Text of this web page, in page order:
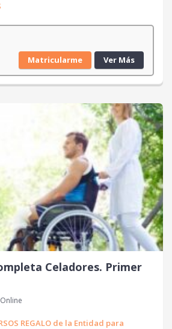
Matricularme Ver Más
Celadores. Primer
Online
REGALO de la Entidad para